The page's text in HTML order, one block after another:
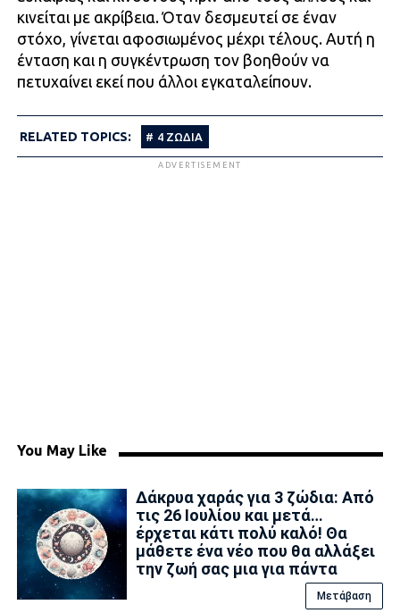
κινείται με ακρίβεια. Όταν δεσμευτεί σε έναν
στόχο, γίνεται αφοσιωμένος μέχρι τέλους. Αυτή η
ένταση και η συγκέντρωση τον βοηθούν να
πετυχαίνει εκεί που άλλοι εγκαταλείπουν.
RELATED TOPICS: 4 ΖΏΔΙΑ
ADVERTISEMENT
You May Like
Δάκρυα χαράς για 3 ζώδια: Από
τις 26 Ιουλίου και μετά…
έρχεται κάτι πολύ καλό! Θα
μάθετε ένα νέο που θα αλλάξει
την ζωή σας μια για πάντα
Μετάβαση